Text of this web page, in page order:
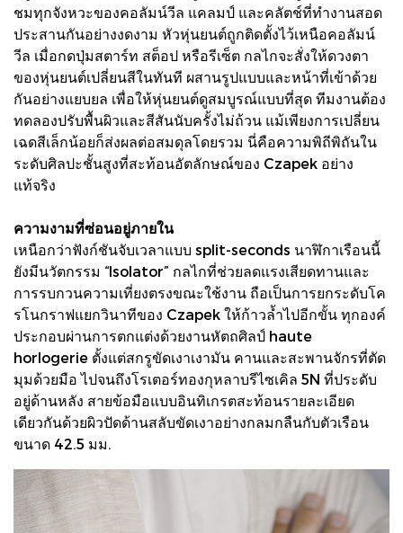
ชมทุกจังหวะของคอลัมน์วีล แคลมป์ และคลัตช์ที่ทำงานสอด
ประสานกันอย่างงดงาม หัวหุ่นยนต์ถูกติดตั้งไว้เหนือคอลัมน์
วีล เมื่อกดปุ่มสตาร์ท สต็อป หรือรีเซ็ต กลไกจะสั่งให้ดวงตา
ของหุ่นยนต์เปลี่ยนสีในทันที ผสานรูปแบบและหน้าที่เข้าด้วย
กันอย่างแยบยล เพื่อให้หุ่นยนต์ดูสมบูรณ์แบบที่สุด ทีมงานต้อง
ทดลองปรับพื้นผิวและสีสันนับครั้งไม่ถ้วน แม้เพียงการเปลี่ยน
เฉดสีเล็กน้อยก็ส่งผลต่อสมดุลโดยรวม นี่คือความพิถีพิถันใน
ระดับศิลปะชั้นสูงที่สะท้อนอัตลักษณ์ของ Czapek อย่าง
แท้จริง
ความงามที่ซ่อนอยู่ภายใน
เหนือกว่าฟังก์ชันจับเวลาแบบ split-seconds นาฬิกาเรือนนี้
ยังมีนวัตกรรม “Isolator” กลไกที่ช่วยลดแรงเสียดทานและ
การรบกวนความเที่ยงตรงขณะใช้งาน ถือเป็นการยกระดับโค
รโนกราฟแยกวินาทีของ Czapek ให้ก้าวล้ำไปอีกขั้น ทุกองค์
ประกอบผ่านการตกแต่งด้วยงานหัตถศิลป์ haute
horlogerie ตั้งแต่สกรูขัดเงาเงามัน คานและสะพานจักรที่ตัด
มุมด้วยมือ ไปจนถึงโรเตอร์ทองกุหลาบรีไซเคิล 5N ที่ประดับ
อยู่ด้านหลัง สายข้อมือแบบอินทิเกรตสะท้อนรายละเอียด
เดียวกันด้วยผิวปัดด้านสลับขัดเงาอย่างกลมกลืนกับตัวเรือน
ขนาด 42.5 มม.